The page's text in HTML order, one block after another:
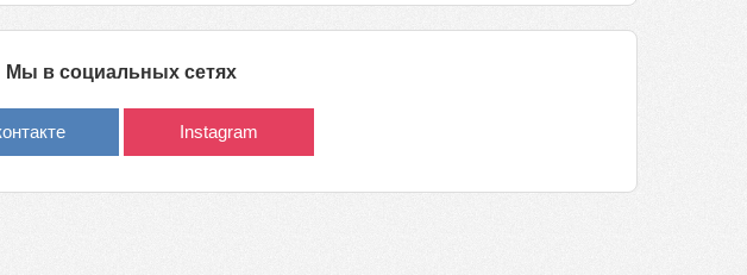
Мы в социальных сетях
Instagram